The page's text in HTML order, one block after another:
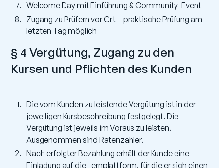
Welcome Day mit Einführung & Community-Event
Zugang zu Prüfern vor Ort – praktische Prüfung am
letzten Tag möglich
§ 4 Vergütung, Zugang zu den
Kursen und Pflichten des Kunden
Die vom Kunden zu leistende Vergütung ist in der
jeweiligen Kursbeschreibung festgelegt. Die
Vergütung ist jeweils im Voraus zu leisten.
Ausgenommen sind Ratenzahler.
Nach erfolgter Bezahlung erhält der Kunde eine
Einladung auf die Lernplattform, für die er sich einen